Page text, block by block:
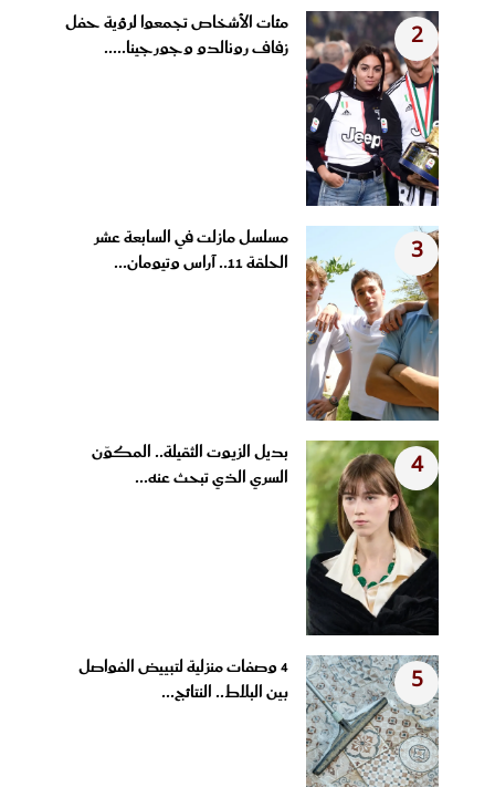
2
مئات الأشخاص تجمعوا لرؤية حفل
زفاف رونالدو وجورجينا.....
3
مسلسل مازلت في السابعة عشر
الحلقة 11.. آراس وتيومان...
4
بديل الزيوت الثقيلة.. المكوّن
السري الذي تبحث عنه...
5
4 وصفات منزلية لتبييض الفواصل
بين البلاط.. النتائج...